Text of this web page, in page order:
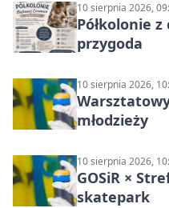
10 sierpnia 2026,
Półkolonie
przygoda
10 sierpnia 2026,
młodzieży
10 sierpnia 2026,
GOSiR ×
skatepark